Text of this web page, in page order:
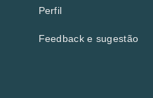
Perfil
Feedback e sugestão